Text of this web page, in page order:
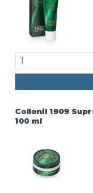
Collonil 1909
100 ml